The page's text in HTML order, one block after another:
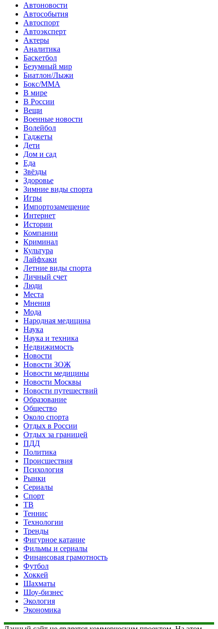
Автоновости
Автособытия
Автоспорт
Автоэксперт
Актеры
Аналитика
Баскетбол
Безумный мир
Биатлон/Лыжи
Бокс/MMA
В мире
В России
Вещи
Военные новости
Волейбол
Гаджеты
Дети
Дом и сад
Еда
Звёзды
Здоровье
Зимние виды спорта
Игры
Импортозамещение
Интернет
Истории
Компании
Криминал
Культура
Лайфхаки
Летние виды спорта
Личный счет
Люди
Места
Мнения
Мода
Народная медицина
Наука
Наука и техника
Недвижимость
Новости
Новости ЗОЖ
Новости медицины
Новости Москвы
Новости путешествий
Образование
Общество
Около спорта
Отдых в России
Отдых за границей
ПДД
Политика
Происшествия
Психология
Рынки
Сериалы
Спорт
ТВ
Теннис
Технологии
Тренды
Фигурное катание
Фильмы и сериалы
Финансовая грамотность
Футбол
Хоккей
Шахматы
Шоу-бизнес
Экология
Экономика